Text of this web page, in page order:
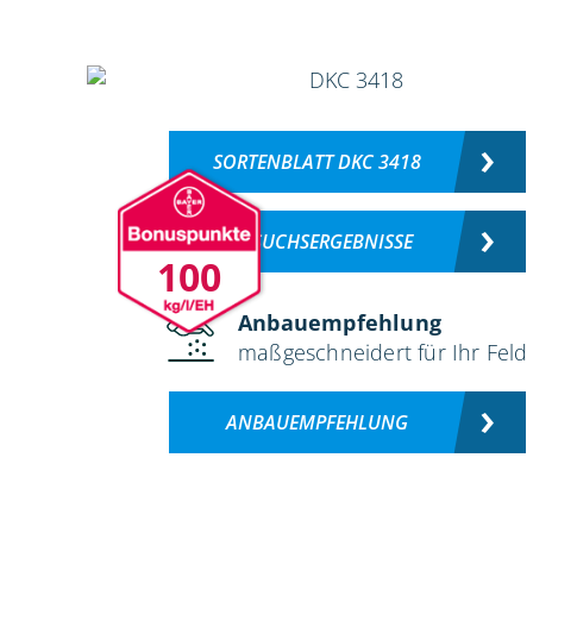
100
SORTENBLATT DKC 3418
VERSUCHSERGEBNISSE
Anbauempfehlung
maßgeschneidert für Ihr Feld
ANBAUEMPFEHLUNG